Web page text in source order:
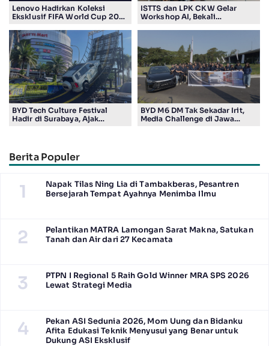
Lenovo Hadirkan Koleksi
Eksklusif FIFA World Cup 2026
Penggemar Teknologi dan
Sepak Bola
ISTTS dan LPK CKW Gelar
Workshop AI, Bekali
Digital
BYD Tech Culture Festival
Hadir di Surabaya, Ajak
BYD M6 DM Tak Sekadar Irit,
Media Challenge di Jawa
Berita Populer
1
Napak Tilas Ning Lia di Tambakberas, Pesantren
Bersejarah Tempat Ayahnya Menimba Ilmu
2
Pelantikan MATRA Lamongan Sarat Makna, Satukan
Tanah dan Air dari 27 Kecamata
3
PTPN I Regional 5 Raih Gold Winner MRA SPS 2026
Lewat Strategi Media
4
Pekan ASI Sedunia 2026, Mom Uung dan Bidanku
Afita Edukasi Teknik Menyusui yang Benar untuk
Dukung ASI Eksklusif